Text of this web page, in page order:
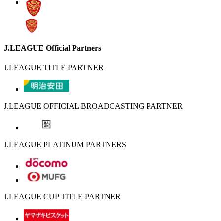
J.LEAGUE Official Partners
J.LEAGUE TITLE PARTNER
J.LEAGUE OFFICIAL BROADCASTING PARTNER
J.LEAGUE PLATINUM PARTNERS
J.LEAGUE CUP TITLE PARTNER